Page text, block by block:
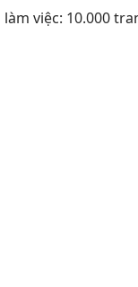
làm việc: 10.000